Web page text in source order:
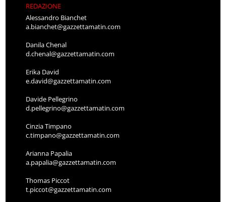
REDAZIONE
Alessandro Bianchet
a.bianchet@gazzettamatin.com
Danila Chenal
d.chenal@gazzettamatin.com
Erika David
e.david@gazzettamatin.com
Davide Pellegrino
d.pellegrino@gazzettamatin.com
Cinzia Timpano
c.timpano@gazzettamatin.com
Arianna Papalia
a.papalia@gazzettamatin.com
Thomas Piccot
t.piccot@gazzettamatin.com